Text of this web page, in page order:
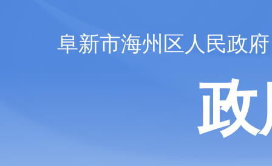
阜新市海州区人民政府